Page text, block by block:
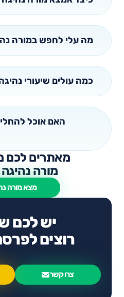
מה עלי לחפש במורה
כמה עולים שיעורי
האם אוכל
מאתרים לכם
מורה
מצא מורה
יש לכם
רוצים
צרו קשר